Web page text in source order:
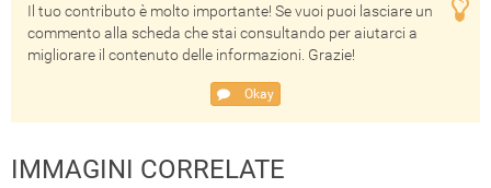
Il tuo contributo è molto importante! Se vuoi puoi lasciare un
commento alla scheda che stai consultando per aiutarci a
migliorare il contenuto delle informazioni. Grazie!
Okay
IMMAGINI CORRELATE